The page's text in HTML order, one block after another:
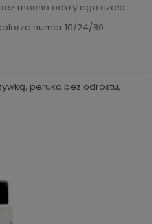
mocno odkrytego czoła
numer 10/24/80.
, peruka bez odrostu,